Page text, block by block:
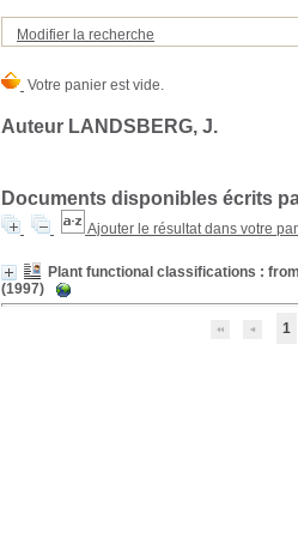
Modifier la recherche
Auteur LANDSBERG, J.
Documents disponibles écrits
Ajouter le résultat dans votre
Plant functional classifications :
(1997)
1